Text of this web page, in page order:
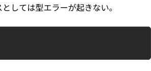
しては型エラーが起きない。